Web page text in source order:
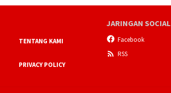
TENTANG KAMI
PRIVACY POLICY
JARINGAN SOCIAL
Facebook
RSS